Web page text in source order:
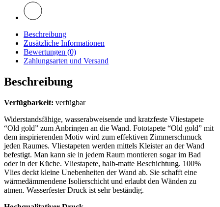
Beschreibung
Zusätzliche Informationen
Bewertungen (0)
Zahlungsarten und Versand
Beschreibung
Verfügbarkeit: verfügbar
Widerstandsfähige, wasserabweisende und kratzfeste Vliestapete
“Old gold” zum Anbringen an die Wand. Fototapete “Old gold” mit
dem inspirierenden Motiv wird zum effektiven Zimmerschmuck
jeden Raumes. Vliestapeten werden mittels Kleister an der Wand
befestigt. Man kann sie in jedem Raum montieren sogar im Bad
oder in der Küche. Vliestapete, halb-matte Beschichtung. 100%
Vlies deckt kleine Unebenheiten der Wand ab. Sie schafft eine
wärmedämmendene Isolierschicht und erlaubt den Wänden zu
atmen. Wasserfester Druck ist sehr beständig.